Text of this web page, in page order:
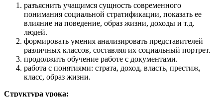
разъяснить учащимся сущность современного
понимания социальной стратификации, показать ее
влияние на поведение, образ жизни, доходы и т.д.
людей.
формировать умения анализировать представителей
различных классов, составляя их социальный портрет.
продолжить обучение работе с документами.
работа с понятиями: страта, доход, власть, престиж,
класс, образ жизни.
Структура урока: